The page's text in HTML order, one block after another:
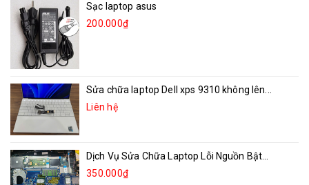
Sạc laptop asus
200.000₫
Sửa chữa laptop Dell xps 9310 không lên...
Liên hệ
Dịch Vụ Sửa Chữa Laptop Lỗi Nguồn Bật...
350.000₫